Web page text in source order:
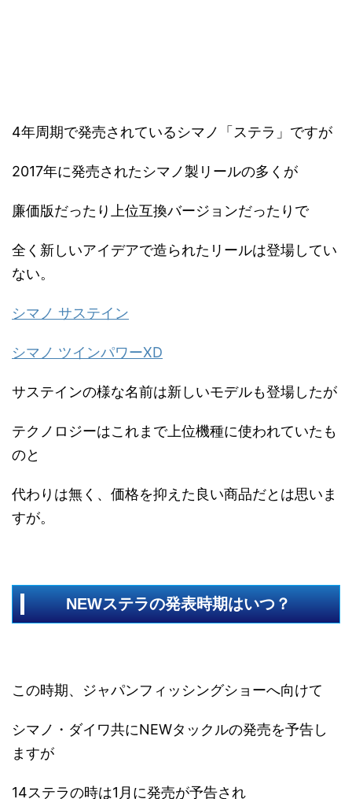
4年周期で発売されているシマノ「ステラ」ですが
2017年に発売されたシマノ製リールの多くが
廉価版だったり上位互換バージョンだったりで
全く新しいアイデアで造られたリールは登場してい
ない。
シマノ サステイン
シマノ ツインパワーXD
サステインの様な名前は新しいモデルも登場したが
テクノロジーはこれまで上位機種に使われていたも
のと
代わりは無く、価格を抑えた良い商品だとは思いま
すが。
NEWステラの発表時期はいつ？
この時期、ジャパンフィッシングショーへ向けて
シマノ・ダイワ共にNEWタックルの発売を予告し
ますが
14ステラの時は1月に発売が予告され